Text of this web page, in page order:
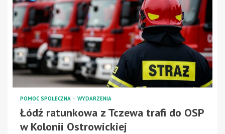
POMOC SPOŁECZNA WYDARZENIA
Łódź ratunkowa z Tczewa trafi do OSP
w Kolonii Ostrowickiej